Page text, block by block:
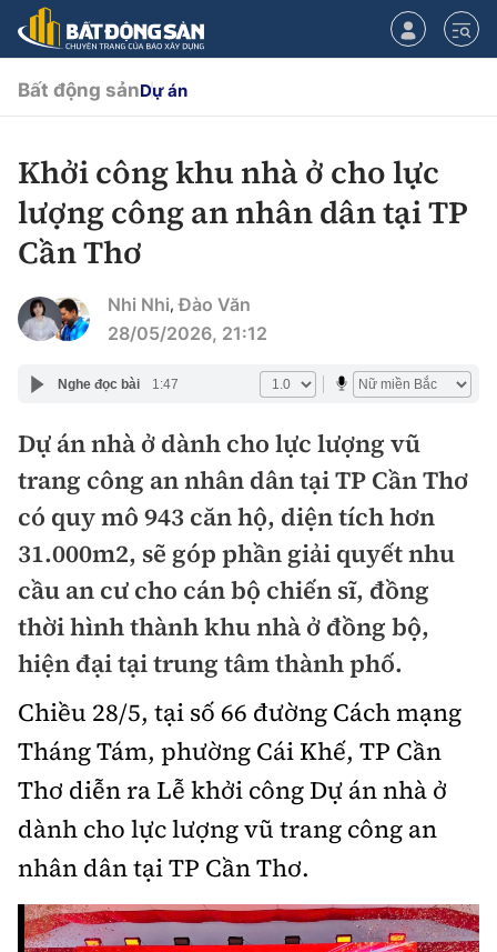
CHUYÊN MỤC
Chính sách
Quy hoạch hạ tầng
Hạ tầng
Nhà đầu tư
Doanh nghiệp
Doanh nhân
Thị trường
Điểm tin
Mua bán
Giới thiệu dự án
Dự án
Chung cư
Đất nền
Nhà ở xã hội
Góc cư dân
Nội thất - ngoại thất
Xu hướng tiêu dùng
Kiến trúc phong thủy
Tư vấn
Video
Emagazine
Bất động sảnDự án
Khởi công khu nhà ở cho lực
lượng công an nhân dân tại TP
Cần Thơ
Nhi Nhi, Đào Văn
28/05/2026, 21:12
Nghe đọc bài 1:47
Dự án nhà ở dành cho lực lượng vũ
trang công an nhân dân tại TP Cần Thơ
có quy mô 943 căn hộ, diện tích hơn
31.000m2, sẽ góp phần giải quyết nhu
cầu an cư cho cán bộ chiến sĩ, đồng
thời hình thành khu nhà ở đồng bộ,
hiện đại tại trung tâm thành phố.
Chiều 28/5, tại số 66 đường Cách mạng
Tháng Tám, phường Cái Khế, TP Cần
Thơ diễn ra Lễ khởi công Dự án nhà ở
dành cho lực lượng vũ trang công an
nhân dân tại TP Cần Thơ.